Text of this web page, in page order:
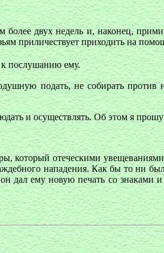
более двух недель и, наконец,
приличествует приходить на
к послушанию ему.
подать, не собирать против
и осуществлять. Об этом я
который отеческими
нападения. Как бы то ни
он дал ему новую печать со знаками